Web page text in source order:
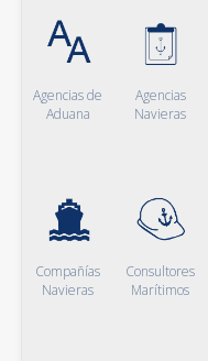
Agencias de
Aduana
Agencias
Navieras
Compañías
Navieras
Consultores
Marítimos